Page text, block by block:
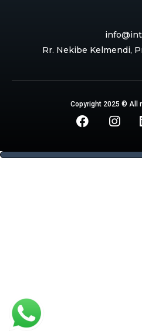
Rr. Nekibe Kelmendi,
Copyright 2025 © All